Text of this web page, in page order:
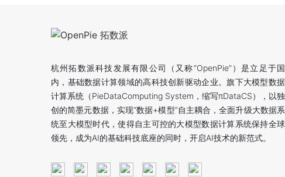
杭州拓数派科技发展有限公司（又称“OpenPie”）是立足于国
内，基础数据计算领域的高科技创新驱动企业。旗下大模型数据
计算系统（PieDataComputing System，缩写πDataCS），以独
创的简墨元数据，实现“数据+模型”自主耦合，全面升级大数据系
统至大模型时代，使得自主可控的大模型数据计算系统保持全球
领先，成为AI的基础科技底座的同时，开启AI技术的新范式。